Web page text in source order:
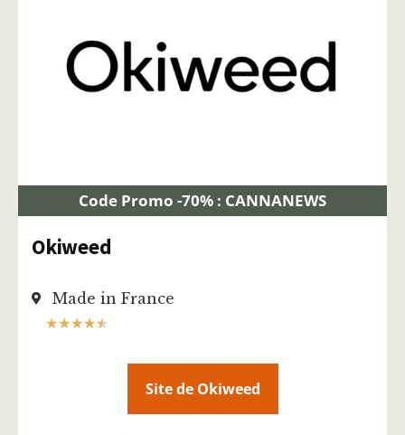
Code Promo -70% : CANNANEWS
Okiweed
Made in France
★★★★★
Site de Okiweed